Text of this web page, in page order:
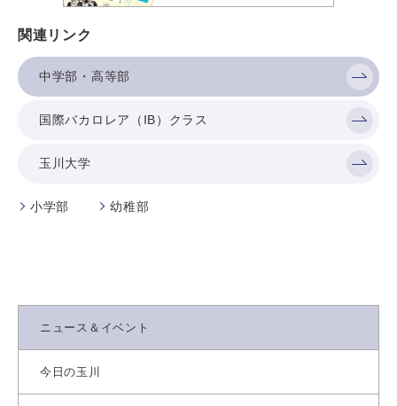
関連リンク
中学部・高等部
国際バカロレア（IB）クラス
玉川大学
小学部 幼稚部
ニュース＆イベント
今日の玉川